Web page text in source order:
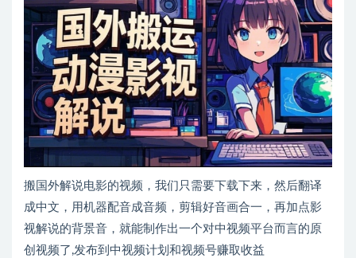
搬国外解说电影的视频，我们只需要下载下来，然后翻译
成中文，用机器配音成音频，剪辑好音画合一，再加点影
视解说的背景音，就能制作出一个对中视频平台而言的原
创视频了,发布到中视频计划和视频号赚取收益